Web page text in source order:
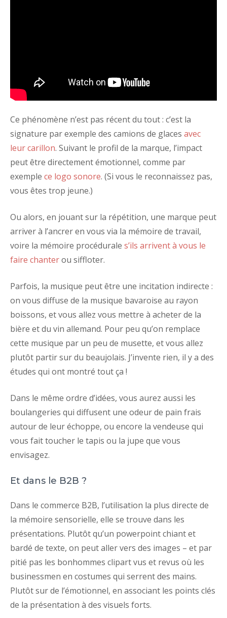
Ce phénomène n’est pas récent du tout : c’est la
signature par exemple des camions de glaces avec
leur carillon. Suivant le profil de la marque, l’impact
peut être directement émotionnel, comme par
exemple ce logo sonore. (Si vous le reconnaissez pas,
vous êtes trop jeune.)
Ou alors, en jouant sur la répétition, une marque peut
arriver à l’ancrer en vous via la mémoire de travail,
voire la mémoire procédurale s’ils arrivent à vous le
faire chanterou siffloter.
Parfois, la musique peut être une incitation indirecte :
on vous diffuse de la musique bavaroise au rayon
boissons, et vous allez vous mettre à acheter de la
bière et du vin allemand. Pour peu qu’on remplace
cette musique par un peu de musette, et vous allez
plutôt partir sur du beaujolais. J’invente rien, il y a des
études qui ont montré tout ça !
Dans le même ordre d’idées, vous aurez aussi les
boulangeries qui diffusent une odeur de pain frais
autour de leur échoppe, ou encore la vendeuse qui
vous fait toucher le tapis ou la jupe que vous
envisagez.
Et dans le B2B ?
Dans le commerce B2B, l’utilisation la plus directe de
la mémoire sensorielle, elle se trouve dans les
présentations. Plutôt qu’un powerpoint chiant et
bardé de texte, on peut aller vers des images – et par
pitié pas les bonhommes clipart vus et revus où les
businessmen en costumes qui serrent des mains.
Plutôt sur de l’émotionnel, en associant les points clés
de la présentation à des visuels forts.